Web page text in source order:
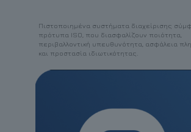
Πιστοποιημένα συστήματα διαχείρισης
πρότυπα ISO, που διασφαλίζουν ποιότητα,
περιβαλλοντική υπευθυνότητα, ασφάλεια
και προστασία ιδιωτικότητας.